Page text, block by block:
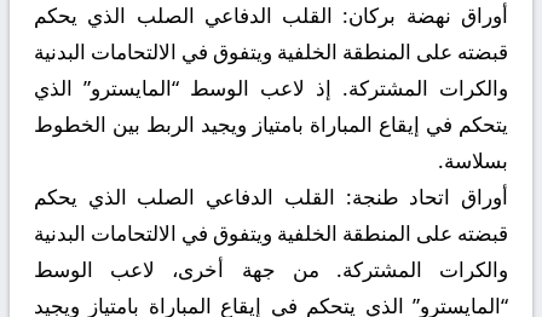
أوراق نهضة بركان: القلب الدفاعي الصلب الذي يحكم
قبضته على المنطقة الخلفية ويتفوق في الالتحامات البدنية
والكرات المشتركة. إذ لاعب الوسط “المايسترو” الذي
يتحكم في إيقاع المباراة بامتياز ويجيد الربط بين الخطوط
بسلاسة.
أوراق اتحاد طنجة: القلب الدفاعي الصلب الذي يحكم
قبضته على المنطقة الخلفية ويتفوق في الالتحامات البدنية
والكرات المشتركة. من جهة أخرى، لاعب الوسط
“المايسترو” الذي يتحكم في إيقاع المباراة بامتياز ويجيد